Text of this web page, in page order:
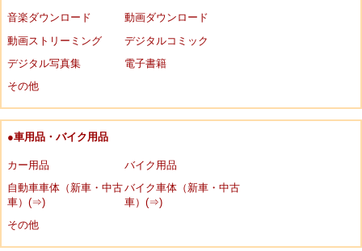
音楽ダウンロード
動画ダウンロード
動画ストリーミング
デジタルコミック
デジタル写真集
電子書籍
その他
●車用品・バイク用品
カー用品
バイク用品
自動車車体（新車・中古
車）(⇒)
バイク車体（新車・中古
車）(⇒)
その他